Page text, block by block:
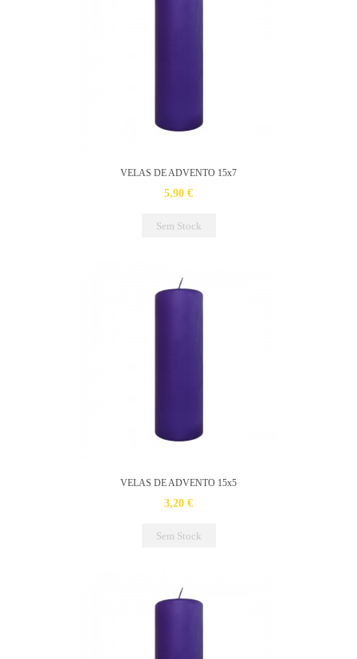
VELAS DE ADVENTO 15x7
5,90 €
Sem Stock
VELAS DE ADVENTO 15x5
3,20 €
Sem Stock